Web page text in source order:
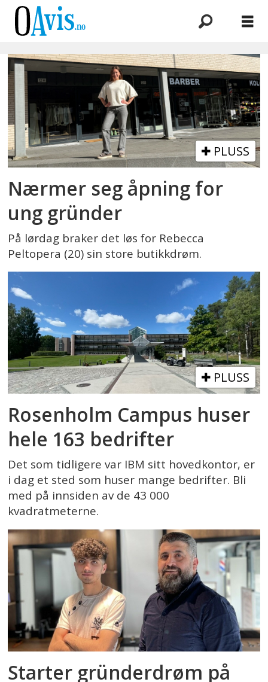
Emne:
gründer
PLUSS
Nærmer seg åpning for
ung gründer
På lørdag braker det løs for Rebecca
Peltopera (20) sin store butikkdrøm.
PLUSS
Rosenholm Campus huser
hele 163 bedrifter
Det som tidligere var IBM sitt hovedkontor, er
i dag et sted som huser mange bedrifter. Bli
med på innsiden av de 43 000
kvadratmeterne.
Starter gründerdrøm på